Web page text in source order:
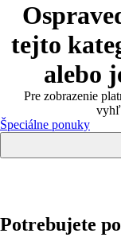
tejto
alebo
Pre zobrazenie
Špeciálne ponuky
Potrebujete